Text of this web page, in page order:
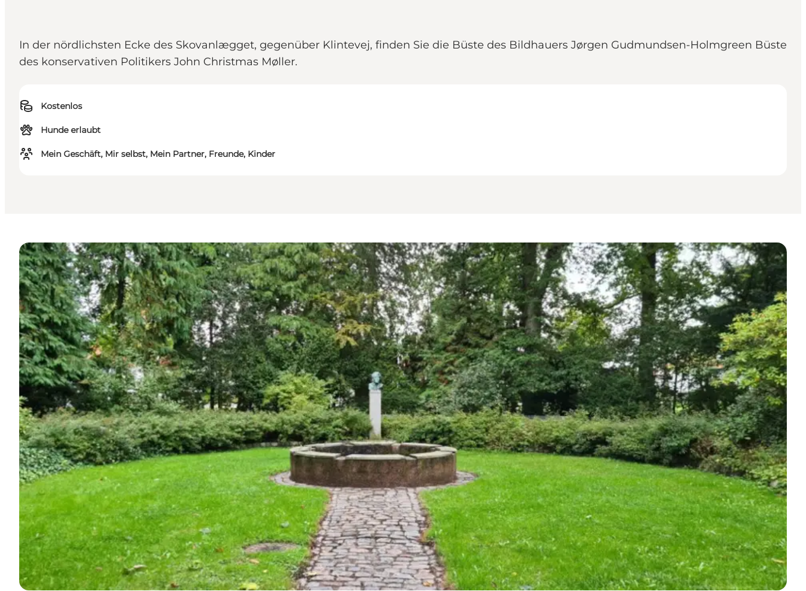
In der nördlichsten Ecke des Skovanlægget, gegenüber Klintevej, finden Sie die Büste des Bildhauers Jørgen Gudmundsen-Holmgreen Büste
des konservativen Politikers John Christmas Møller.
Kostenlos
Hunde erlaubt
Mein Geschäft, Mir selbst, Mein Partner, Freunde, Kinder